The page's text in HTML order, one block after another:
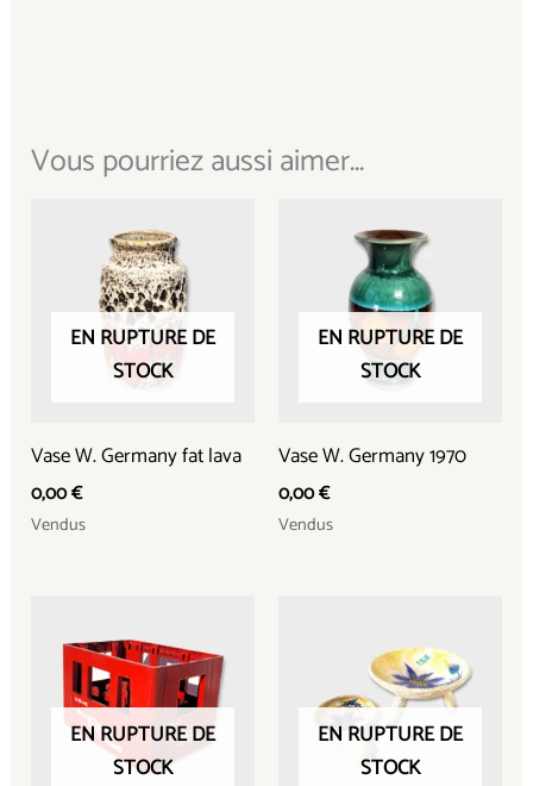
Vous pourriez aussi aimer...
EN RUPTURE DE
STOCK
Vase W. Germany fat lava
0,00€
Vendus
EN RUPTURE DE
STOCK
Vase W. Germany 1970
0,00€
Vendus
EN RUPTURE DE
STOCK
EN RUPTURE DE
STOCK